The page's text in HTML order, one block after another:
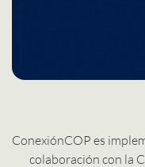
ConexiónCOP es
colaboración con la